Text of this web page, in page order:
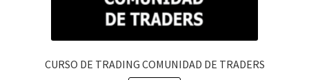
CURSO DE TRADING COMUNIDAD DE TRADERS